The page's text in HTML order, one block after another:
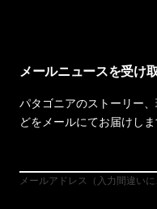
メールニュースを受け
パタゴニアのストーリー
どをメールにてお届けしま
メールアドレス（入力間違いに